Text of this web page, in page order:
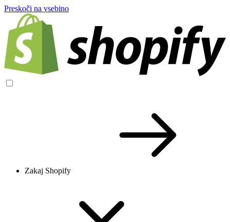
Preskoči na vsebino
Zakaj Shopify